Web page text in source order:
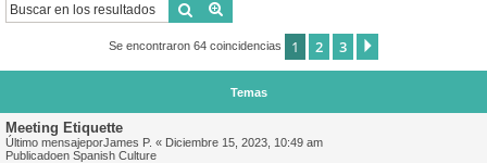
Buscar
Se encontraron 64 coincidencias 1 2 3
Temas
Meeting Etiquette
Último mensajeporJames P. « Diciembre 15, 2023, 10:49 am
Publicadoen Spanish Culture